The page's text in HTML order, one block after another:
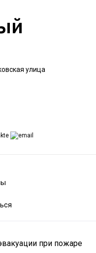
улица
при пожаре